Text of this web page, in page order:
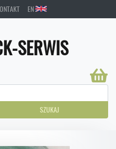
EN
SERWIS
SZUKAJ